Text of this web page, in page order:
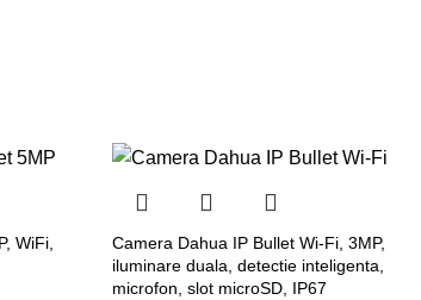
WiFi,
Camera Dahua IP Bullet Wi-Fi, 3MP,
iluminare duala, detectie inteligenta,
microfon, slot microSD, IP67